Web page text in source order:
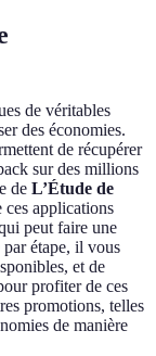
de véritables
des économies.
de récupérer
sur des millions
de L’Étude de
ces applications
peut faire une
étape, il vous
et de
profiter de ces
promotions, telles
de manière